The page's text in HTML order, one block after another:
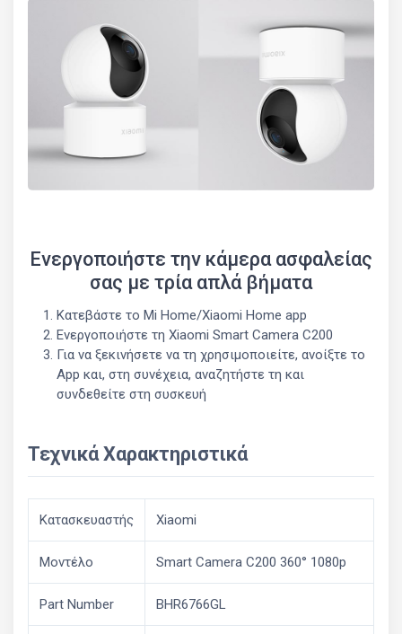
Ενεργοποιήστε την κάμερα ασφαλείας
σας με τρία απλά βήματα
Κατεβάστε το Mi Home/Xiaomi Home app
Ενεργοποιήστε τη Xiaomi Smart Camera C200
Για να ξεκινήσετε να τη χρησιμοποιείτε, ανοίξτε το
App και, στη συνέχεια, αναζητήστε τη και
συνδεθείτε στη συσκευή
Τεχνικά Χαρακτηριστικά
Κατασκευαστής Xiaomi
Μοντέλο Smart Camera C200 360° 1080p
Part Number BHR6766GL